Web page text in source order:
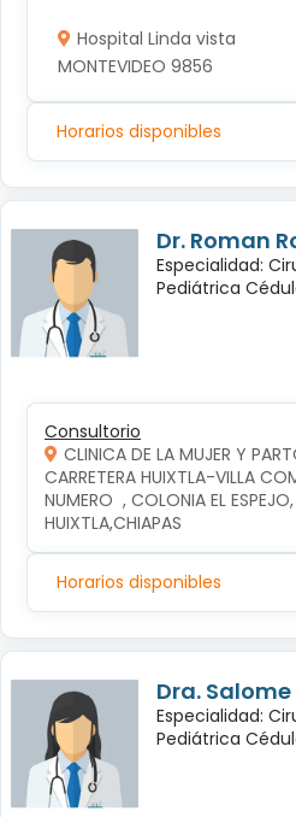
Hospital Linda vista
MONTEVIDEO 9856
Horarios disponibles
Dr. Roman
Especialidad:
Pediátrica
Consultorio
CLINICA DE LA MUJER Y
CARRETERA HUIXTLA-VILLA
NUMERO  , COLONIA EL
HUIXTLA,CHIAPAS
Horarios disponibles
Dra.
Especialidad:
Pediátrica